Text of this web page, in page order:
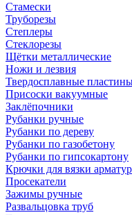
Стамески
Труборезы
Степлеры
Стеклорезы
Щётки металлические
Ножи и лезвия
Твердосплавные
Присоски вакуумные
Заклёпочники
Рубанки ручные
Рубанки по дереву
Рубанки по газобетону
Рубанки по гипсокартону
Крючки для вязки
Просекатели
Зажимы ручные
Развальцовка труб